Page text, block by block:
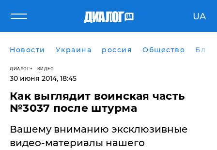
UA
Новости Украина россия Общество
ДИАЛОГ ВИДЕО
30 июня 2014, 18:45
Как выглядит воинская часть
№3037 после штурма
Вашему вниманию эксклюзивные
видео-материалы нашего